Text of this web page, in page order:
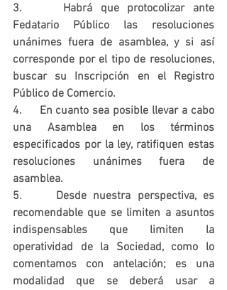
3.     Habrá que protocolizar ante
Fedatario Público las resoluciones
unánimes fuera de asamblea, y si así
corresponde por el tipo de resoluciones,
buscar su Inscripción en el Registro
Público de Comercio.
4.     En cuanto sea posible llevar a cabo
una Asamblea en los términos
especificados por la ley, ratifiquen estas
resoluciones unánimes fuera de
asamblea.
5.     Desde nuestra perspectiva, es
recomendable que se limiten a asuntos
indispensables que limiten la
operatividad de la Sociedad, como lo
comentamos con antelación; es una
modalidad que se deberá usar a